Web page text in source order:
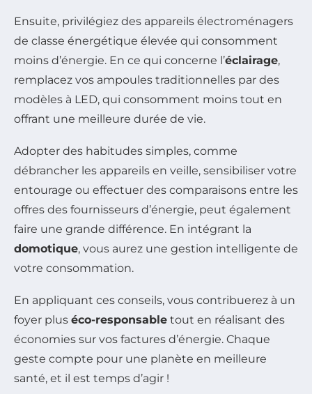
Ensuite, privilégiez des appareils électroménagers
de classe énergétique élevée qui consomment
moins d’énergie. En ce qui concerne l’éclairage,
remplacez vos ampoules traditionnelles par des
modèles à LED, qui consomment moins tout en
offrant une meilleure durée de vie.
Adopter des habitudes simples, comme
débrancher les appareils en veille, sensibiliser votre
entourage ou effectuer des comparaisons entre les
offres des fournisseurs d’énergie, peut également
faire une grande différence. En intégrant la
domotique, vous aurez une gestion intelligente de
votre consommation.
En appliquant ces conseils, vous contribuerez à un
foyer plus éco-responsable tout en réalisant des
économies sur vos factures d’énergie. Chaque
geste compte pour une planète en meilleure
santé, et il est temps d’agir !